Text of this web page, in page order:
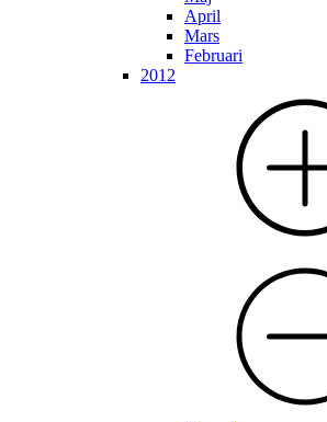
April
Mars
Februari
2012